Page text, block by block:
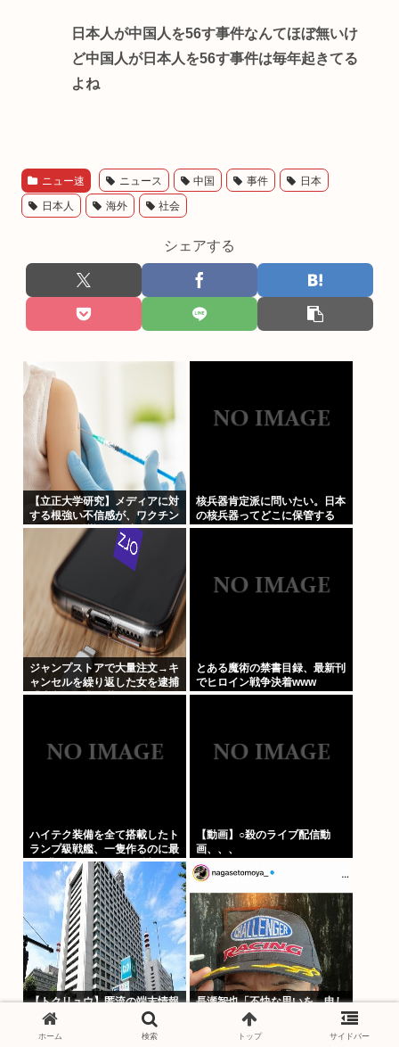
日本人が中国人を56す事件なんてほぼ無いけ
ど中国人が日本人を56す事件は毎年起きてる
よね
ニュー速 ニュース 中国 事件 日本
日本人 海外 社会
シェアする
【立正大学研究】メディアに対
する根強い不信感が、ワクチン
に関する陰謀論の形成につなが
っている
核兵器肯定派に問いたい。日本
の核兵器ってどこに保管する
の？
ジャンプストアで大量注文→キ
ャンセルを繰り返した女を逮捕
「注文で欲求が満たされた」総
とある魔術の禁書目録、最新刊
でヒロイン戦争決着www
ハイテク装備を全て搭載したト
ランプ級戦艦、一隻作るのに最
低4兆円かかりいきなり詰む
【動画】○殺のライブ配信動
画、、、
【トクリュウ】匿流の端末情報
を遠隔入手、警察庁が検討
「通信の秘密」と整合性は
長瀬智也「不快な思いを…申し
訳ありませんでした」”すね毛
ハラスメント”を女性に謝罪
ホーム 検索 トップ サイドバー